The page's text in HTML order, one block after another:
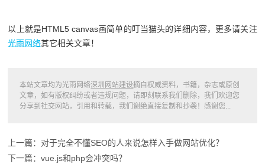
以上就是HTML5 canvas画简单的叮当猫头的详细内容，更多请关注
光雨网络其它相关文章！
本站文章均为光雨网络深圳网站建设摘自权威资料，书籍，杂志或原创
文章，如有版权纠纷或者违规问题，请即刻联系我们删除，我们欢迎您
分享到社交网站，引用和转载，我们谢绝直接复制和抄袭！感谢您...
上一篇：对于完全不懂SEO的人来说怎样入手做网站优化？
下一篇：vue.js和php会冲突吗？